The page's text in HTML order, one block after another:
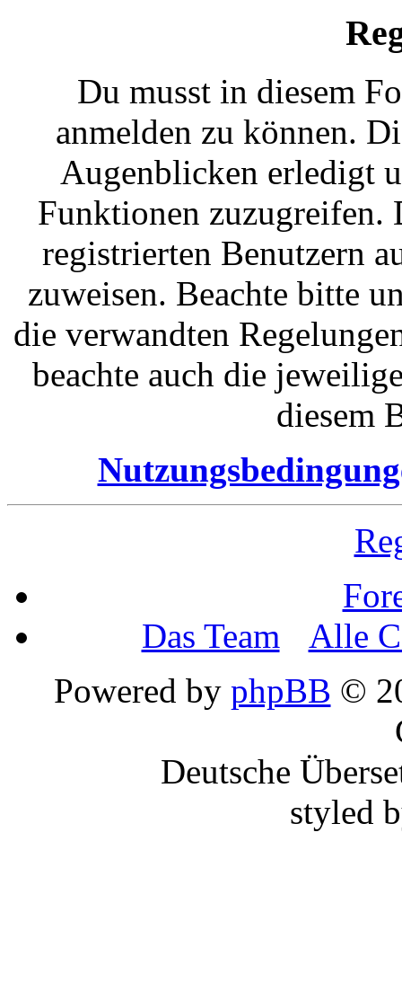
Du musst in diesem
anmelden zu können.
Augenblicken erledigt
Funktionen
registrierten Benutzern
zuweisen. Beachte bitte
die verwandten
beachte auch die
diesem
Das Team
Alle
Powered by phpBB ©
Deutsche
styled